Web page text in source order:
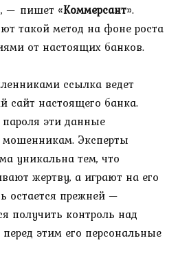
— пишет «Коммерсант».
такой метод на фоне роста
от настоящих банков.
ссылка ведет
сайт настоящего банка.
эти данные
мошенникам. Эксперты
уникальна тем, что
жертву, а играют на его
остается прежней —
получить контроль над
этим его персональные